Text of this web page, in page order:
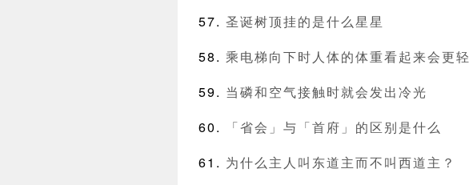
圣诞树顶挂的是什么星星
乘电梯向下时人体的体重看起来会更轻
当磷和空气接触时就会发出冷光
「省会」与「首府」的区别是什么
为什么主人叫东道主而不叫西道主？